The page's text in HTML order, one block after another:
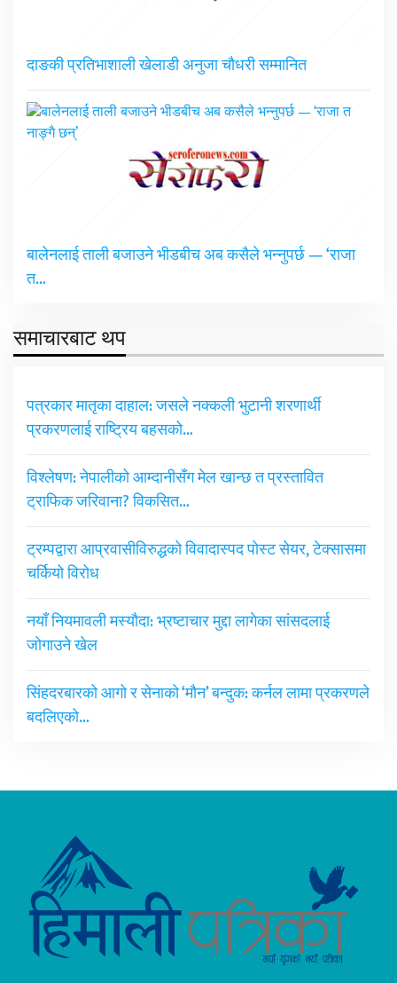
दाङकी प्रतिभाशाली खेलाडी अनुजा चौधरी सम्मानित
बालेनलाई ताली बजाउने भीडबीच अब कसैले भन्नुपर्छ — ‘राजा
त…
समाचारबाट थप
पत्रकार मातृका दाहाल: जसले नक्कली भुटानी शरणार्थी
प्रकरणलाई राष्ट्रिय बहसको…
विश्लेषण: नेपालीको आम्दानीसँग मेल खान्छ त प्रस्तावित
ट्राफिक जरिवाना? विकसित…
ट्रम्पद्वारा आप्रवासीविरुद्धको विवादास्पद पोस्ट सेयर, टेक्सासमा
चर्कियो विरोध
नयाँ नियमावली मस्यौदा: भ्रष्टाचार मुद्दा लागेका सांसदलाई
जोगाउने खेल
सिंहदरबारको आगो र सेनाको ‘मौन’ बन्दुक: कर्नल लामा प्रकरणले
बदलिएको…